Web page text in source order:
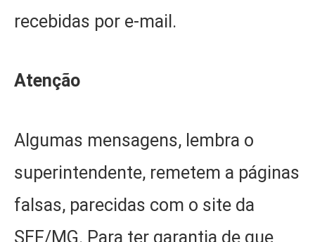
recebidas por e-mail.
Atenção
Algumas mensagens, lembra o
superintendente, remetem a páginas
falsas, parecidas com o site da
SEF/MG. Para ter garantia de que